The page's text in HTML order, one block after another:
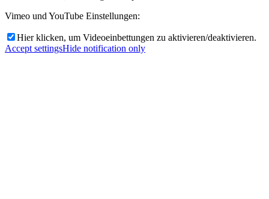
Vimeo und YouTube Einstellungen:
Hier klicken, um Videoeinbettungen zu aktivieren/deaktivieren.
Accept settingsHide notification only